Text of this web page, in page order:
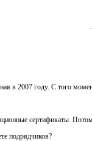
в 2007 году. С того
сертификаты.
подрядчиков?